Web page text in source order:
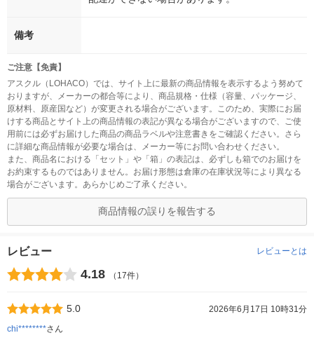
備考
ご注意【免責】
アスクル（LOHACO）では、サイト上に最新の商品情報を表示するよう努めて
おりますが、メーカーの都合等により、商品規格・仕様（容量、パッケージ、
原材料、原産国など）が変更される場合がございます。このため、実際にお届
けする商品とサイト上の商品情報の表記が異なる場合がございますので、ご使
用前には必ずお届けした商品の商品ラベルや注意書きをご確認ください。さら
に詳細な商品情報が必要な場合は、メーカー等にお問い合わせください。
また、商品名における「セット」や「箱」の表記は、必ずしも箱でのお届けを
お約束するものではありません。お届け形態は倉庫の在庫状況等により異なる
場合がございます。あらかじめご了承ください。
商品情報の誤りを報告する
レビュー レビューとは
4.18 （17件）
5.0
2026年6月17日 10時31分
chi********さん